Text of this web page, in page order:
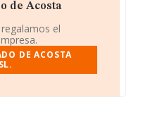
de Acosta
el
DE ACOSTA